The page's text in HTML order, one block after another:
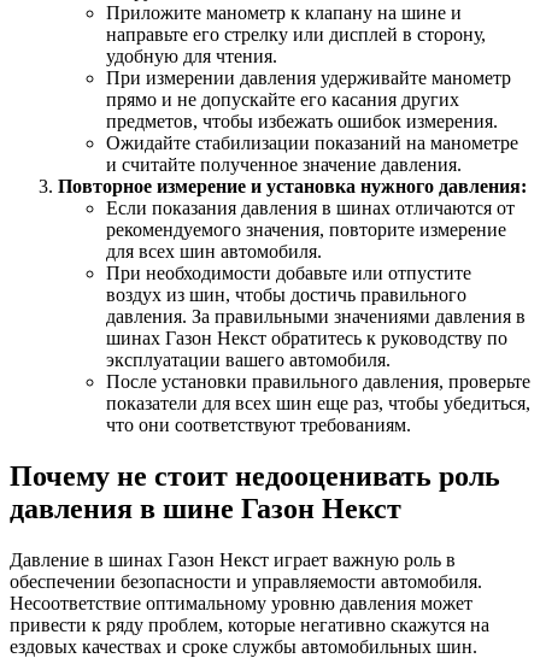
Приложите манометр к клапану на шине и
направьте его стрелку или дисплей в сторону,
удобную для чтения.
При измерении давления удерживайте манометр
прямо и не допускайте его касания других
предметов, чтобы избежать ошибок измерения.
Ожидайте стабилизации показаний на манометре
и считайте полученное значение давления.
Повторное измерение и установка нужного давления:
Если показания давления в шинах отличаются от
рекомендуемого значения, повторите измерение
для всех шин автомобиля.
При необходимости добавьте или отпустите
воздух из шин, чтобы достичь правильного
давления. За правильными значениями давления в
шинах Газон Некст обратитесь к руководству по
эксплуатации вашего автомобиля.
После установки правильного давления, проверьте
показатели для всех шин еще раз, чтобы убедиться,
что они соответствуют требованиям.
Почему не стоит недооценивать роль
давления в шине Газон Некст
Давление в шинах Газон Некст играет важную роль в
обеспечении безопасности и управляемости автомобиля.
Несоответствие оптимальному уровню давления может
привести к ряду проблем, которые негативно скажутся на
ездовых качествах и сроке службы автомобильных шин.